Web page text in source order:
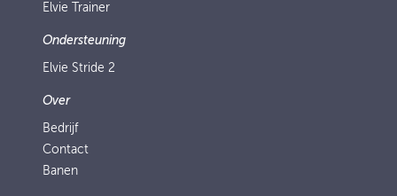
Elvie Trainer
Ondersteuning
Elvie Stride 2
Over
Bedrijf
Contact
Banen